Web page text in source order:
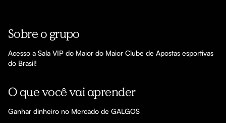
Sobre o grupo
Acesso a Sala VIP do Maior do Maior Clube de Apostas esportivas
O que você vai aprender
Ganhar dinheiro no Mercado de GALGOS